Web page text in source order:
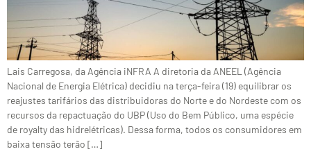
Lais Carregosa, da Agência iNFRA A diretoria da ANEEL (Agência
Nacional de Energia Elétrica) decidiu na terça-feira (19) equilibrar os
reajustes tarifários das distribuidoras do Norte e do Nordeste com os
recursos da repactuação do UBP (Uso do Bem Público, uma espécie
de royalty das hidrelétricas). Dessa forma, todos os consumidores em
baixa tensão terão […]